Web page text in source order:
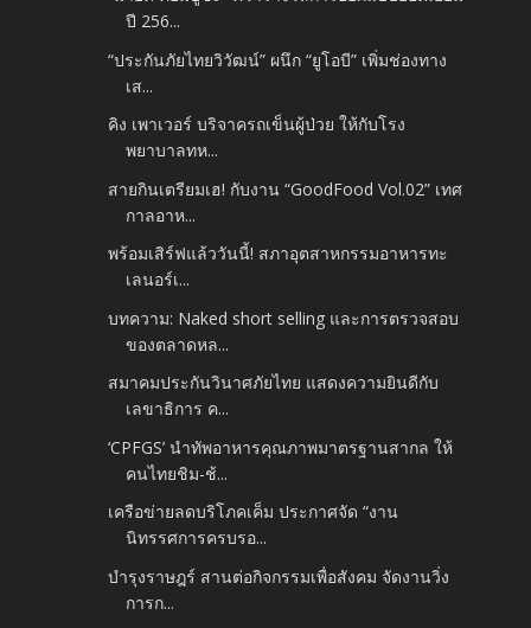
ปี 256...
“ประกันภัยไทยวิวัฒน์” ผนึก “ยูโอบี” เพิ่มช่องทาง
เส...
คิง เพาเวอร์ บริจาครถเข็นผู้ป่วย ให้กับโรง
พยาบาลทห...
สายกินเตรียมเฮ! กับงาน “GoodFood Vol.02” เทศ
กาลอาห...
พร้อมเสิร์ฟแล้ววันนี้! สภาอุตสาหกรรมอาหารทะ
เลนอร์เ...
บทความ: Naked short selling และการตรวจสอบ
ของตลาดหล...
สมาคมประกันวินาศภัยไทย แสดงความยินดีกับ
เลขาธิการ ค...
‘CPFGS’ นำทัพอาหารคุณภาพมาตรฐานสากล ให้
คนไทยชิม-ช้...
เครือข่ายลดบริโภคเค็ม ประกาศจัด “งาน
นิทรรศการครบรอ...
บำรุงราษฎร์ สานต่อกิจกรรมเพื่อสังคม จัดงานวิ่ง
การก...